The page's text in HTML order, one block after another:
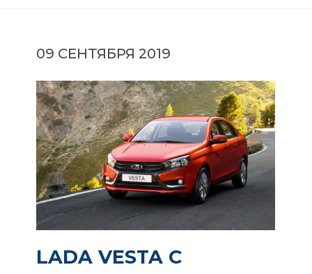
09 СЕНТЯБРЯ 2019
LADA VESTA С